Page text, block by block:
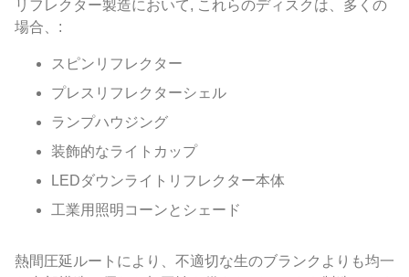
リフレクター製造において, これらのディスクは、多くの
場合、:
スピンリフレクター
プレスリフレクターシェル
ランプハウジング
装飾的なライトカップ
LEDダウンライトリフレクター本体
工業用照明コーンとシェード
熱間圧延ルートにより、不適切な生のブランクよりも均一